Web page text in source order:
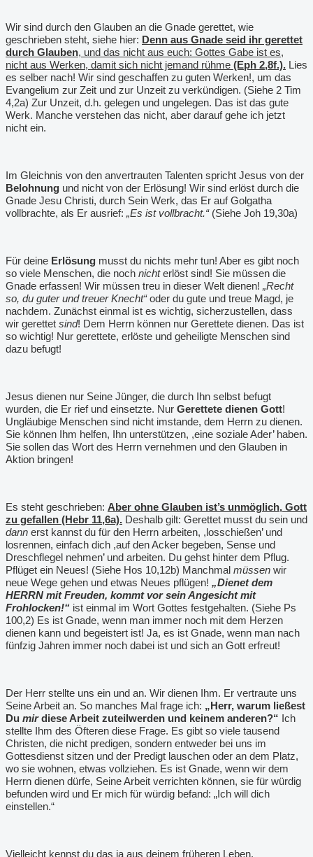
Wir sind durch den Glauben an die Gnade gerettet, wie
geschrieben steht, siehe hier: Denn aus Gnade seid ihr gerettet
durch Glauben, und das nicht aus euch: Gottes Gabe ist es,
nicht aus Werken, damit sich nicht jemand rühme (Eph 2,8f.). Lies
es selber nach! Wir sind geschaffen zu guten Werken!, um das
Evangelium zur Zeit und zur Unzeit zu verkündigen. (Siehe 2 Tim
4,2a) Zur Unzeit, d.h. gelegen und ungelegen. Das ist das gute
Werk. Manche verstehen das nicht, aber darauf gehe ich jetzt
nicht ein.
Im Gleichnis von den anvertrauten Talenten spricht Jesus von der
Belohnung und nicht von der Erlösung! Wir sind erlöst durch die
Gnade Jesu Christi, durch Sein Werk, das Er auf Golgatha
vollbrachte, als Er ausrief: „Es ist vollbracht.“(Siehe Joh 19,30a)
Für deine Erlösung musst du nichts mehr tun! Aber es gibt noch
so viele Menschen, die noch nichterlöst sind! Sie müssen die
Gnade erfassen! Wir müssen treu in dieser Welt dienen! „Recht
so, du guter und treuer Knecht“oder du gute und treue Magd, je
nachdem. Zunächst einmal ist es wichtig, sicherzustellen, dass
wir gerettet sind! Dem Herrn können nur Gerettete dienen. Das ist
so wichtig! Nur gerettete, erlöste und geheiligte Menschen sind
dazu befugt!
Jesus dienen nur Seine Jünger, die durch Ihn selbst befugt
wurden, die Er rief und einsetzte. Nur Gerettete dienen Gott!
Ungläubige Menschen sind nicht imstande, dem Herrn zu dienen.
Sie können Ihm helfen, Ihn unterstützen, ,eine soziale Ader’haben.
Sie sollen das Wort des Herrn vernehmen und den Glauben in
Aktion bringen!
Es steht geschrieben: Aber ohne Glauben ist’s unmöglich, Gott
zu gefallen (Hebr 11,6a). Deshalb gilt: Gerettet musst du sein und
dann erst kannst du für den Herrn arbeiten, ,losschießen’und
losrennen, einfach dich ,auf den Acker begeben, Sense und
Dreschflegel nehmen’und arbeiten. Du gehst hinter dem Pflug.
Pflüget ein Neues! (Siehe Hos 10,12b) Manchmal müssen wir
neue Wege gehen und etwas Neues pflügen! „Dienet dem
HERRN mit Freuden, kommt vor sein Angesicht mit
Frohlocken!“ ist einmal im Wort Gottes festgehalten. (Siehe Ps
100,2) Es ist Gnade, wenn man immer noch mit dem Herzen
dienen kann und begeistert ist! Ja, es ist Gnade, wenn man nach
fünfzig Jahren immer noch dabei ist und sich an Gott erfreut!
Der Herr stellte uns ein und an. Wir dienen Ihm. Er vertraute uns
Seine Arbeit an. So manches Mal frage ich: „Herr, warum ließest
Du mirdiese Arbeit zuteilwerden und keinem anderen?“ Ich
stellte Ihm des Öfteren diese Frage. Es gibt so viele tausend
Christen, die nicht predigen, sondern entweder bei uns im
Gottesdienst sitzen und der Predigt lauschen oder an dem Platz,
wo sie wohnen, etwas vollziehen. Es ist Gnade, wenn wir dem
Herrn dienen dürfe, Seine Arbeit verrichten können, sie für würdig
befunden wird und Er mich für würdig befand: „Ich will dich
einstellen.“
Vielleicht kennst du das ja aus deinem früheren Leben.